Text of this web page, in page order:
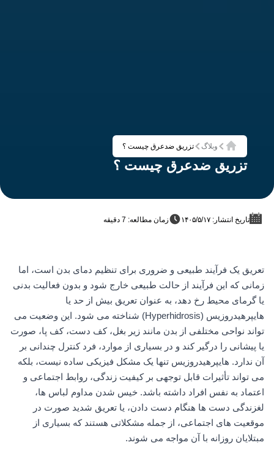
خانه
وبلاگ تزریق ضدعرق چیست ؟
تزریق ضدعرق چیست ؟
تاریخ انتشار: ۱۴۰۵/۵/۱۷ زمان مطالعه: 7 دقیقه
تعریق یک فرآیند طبیعی و ضروری برای تنظیم دمای بدن است، اما
زمانی که این فرآیند از حالت طبیعی خارج شود و بدون فعالیت بدنی
یا گرمای محیط رخ دهد، به عنوان تعریق بیش از حد یا
هایپرهیدروزیس (Hyperhidrosis) شناخته می شود. این وضعیت می
تواند نواحی مختلفی از بدن مانند زیر بغل، کف دست، کف پا، صورت
یا پیشانی را درگیر کند و در بسیاری از موارد، فرد کنترل چندانی بر
آن ندارد. هایپرهیدروزیس تنها یک مشکل فیزیکی ساده نیست، بلکه
می تواند تأثیرات قابل توجهی بر کیفیت زندگی، روابط اجتماعی و
اعتماد به نفس افراد داشته باشد. خیس شدن مداوم لباس ها،
لغزندگی دست ها هنگام دست دادن، یا تعریق شدید صورت در
موقعیت های اجتماعی، از جمله مشکلاتی هستند که بسیاری از
مبتلایان روزانه با آن مواجه می شوند.